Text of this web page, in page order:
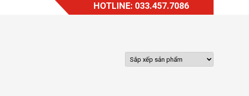
HOTLINE: 033.457.7086